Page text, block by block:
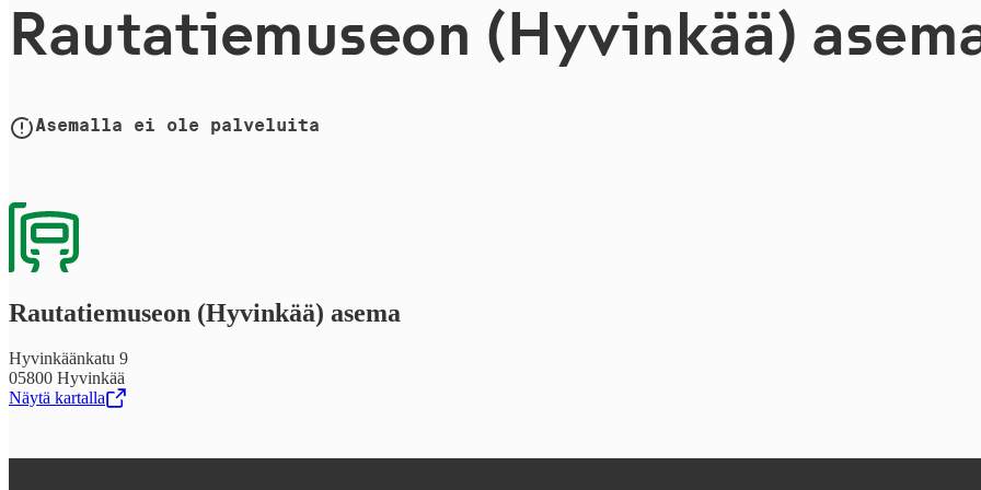
Rau­ta­tie­museon (Hyvinkää)
Asemalla ei ole palveluita
Rau­ta­tie­museon (Hyvinkää) asema
Hyvinkäänkatu 9
05800 Hyvinkää
Näytä kartalla
,Avataan uudessa välilehdessä